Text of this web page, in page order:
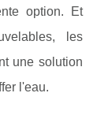
option. Et
les
une solution
l'eau.